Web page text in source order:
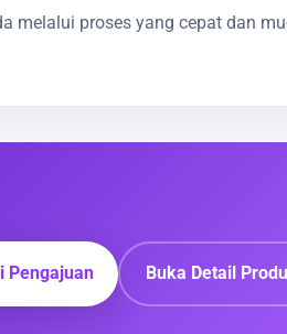
melalui proses yang cepat dan
Pengajuan Buka Detail